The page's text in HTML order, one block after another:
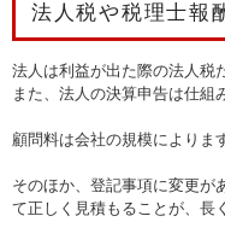
法人税や税理士報
法人は利益が出た際の法人税
また、法人の決算申告は仕組
顧問料は会社の規模によりま
そのほか、登記事項に変更が
て正しく見積もることが、長